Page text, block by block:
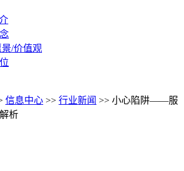
/价值观
信息中心 >> 行业新闻 >> 小心陷阱——服
析